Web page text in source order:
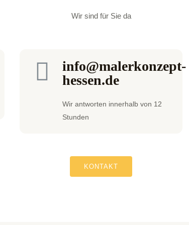
Wir sind für Sie da
info@malerkonzept-
hessen.de
Wir antworten innerhalb von 12
Stunden
KONTAKT